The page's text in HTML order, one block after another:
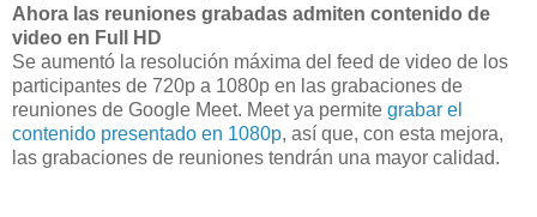
Ahora las reuniones grabadas admiten contenido de
video en Full HD
Se aumentó la resolución máxima del feed de video de los
participantes de 720p a 1080p en las grabaciones de
reuniones de Google Meet. Meet ya permite grabar el
contenido presentado en 1080p, así que, con esta mejora,
las grabaciones de reuniones tendrán una mayor calidad.